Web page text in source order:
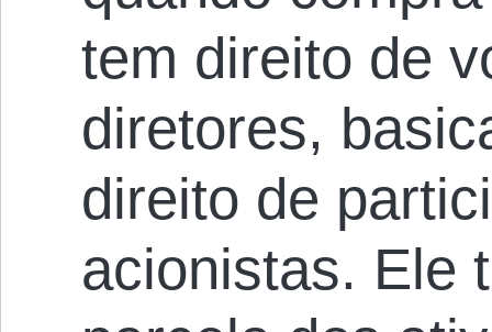
tem direito de
diretores,
direito de
acionistas. Ele